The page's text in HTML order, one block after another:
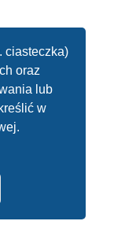
ciasteczka)
oraz
lub
w